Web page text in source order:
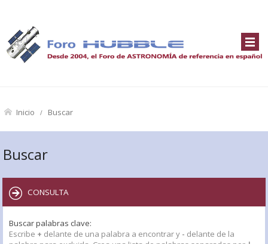
Inicio Buscar
Buscar
CONSULTA
Buscar palabras clave:
Escribe + delante de una palabra a encontrar y - delante de la